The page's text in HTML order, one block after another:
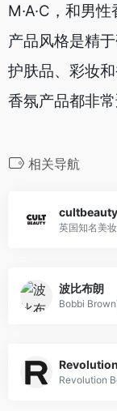
M·A·C，和男
产品风格是精
护肤品、彩妆
香氛产品都非常
相关导航
cultbeauty
波比布朗